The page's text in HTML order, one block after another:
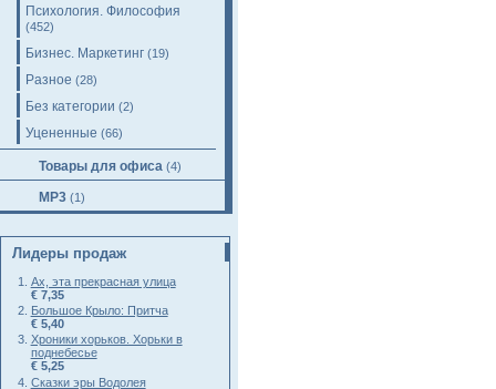
Психология. Философия
(452)
Бизнес. Маркетинг (19)
Разное (28)
Без категории (2)
Уцененные (66)
Товары для офиса (4)
MP3 (1)
Лидеры продаж
Ах, эта прекрасная улица
€ 7,35
Большое Крыло: Притча
€ 5,40
Хроники хорьков. Хорьки в
поднебесье
€ 5,25
Сказки эры Водолея